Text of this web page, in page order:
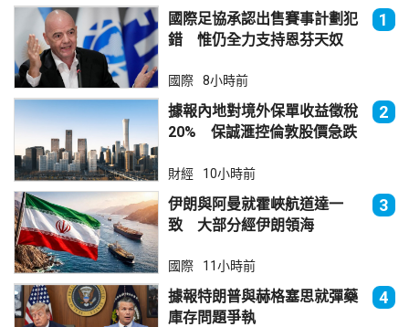
國際足協承認出售賽事計劃犯
錯 惟仍全力支持恩芬天奴
1
國際 8小時前
據報內地對境外保單收益徵稅
20% 保誠滙控倫敦股價急跌
2
財經 10小時前
伊朗與阿曼就霍峽航道達一
致 大部分經伊朗領海
3
國際 11小時前
據報特朗普與赫格塞思就彈藥
庫存問題爭執
4